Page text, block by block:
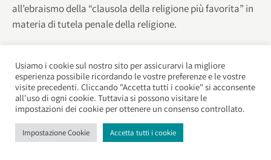
all’ebraismo della “clausola della religione più favorita” in
materia di tutela penale della religione.
riflessione, è stato, anche autorevolmente, affermato che
proprio la disposizione del quarto comma dell’art. 2 della
legge 101/1989 avrebbe “eliminato la disparità della
normativa penale […] che tutelava il sentimento religioso
del culto di maggioranza e dei suoi fedeli in maniera più
grave rispetto a culti e fedeli di minoranza”76), così che gli
Usiamo i cookie sul nostro sito per assicurarvi la migliore
esperienza possibile ricordando le vostre preferenze e le vostre
visite precedenti. Cliccando "Accetta tutti i cookie" si acconsente
all'uso di ogni cookie. Tuttavia si possono visitare le
impostazioni dei cookie per ottenere un consenso controllato.
Impostazione Cookie Accetta tutti i cookie